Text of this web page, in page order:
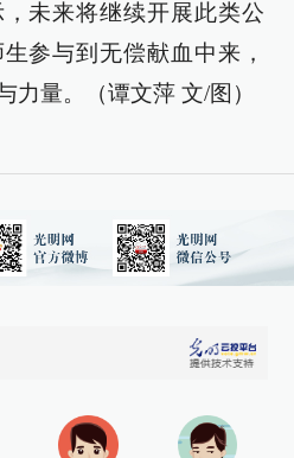
未来将继续开展此类公
参与到无偿献血中来，
力量。（谭文萍 文/图）